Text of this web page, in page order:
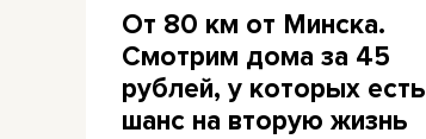
От 80 км от Минска.
Смотрим дома за 45
рублей, у которых есть
шанс на вторую жизнь